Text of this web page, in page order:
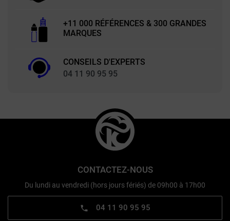
+11 000 RÉFÉRENCES & 300 GRANDES
MARQUES
CONSEILS D'EXPERTS
04 11 90 95 95
CONTACTEZ-NOUS
Du lundi au vendredi (hors jours fériés) de 09h00 à 17h00
04 11 90 95 95